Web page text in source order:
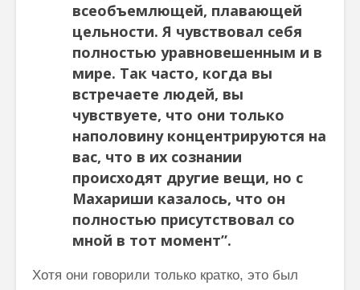
всеобъемлющей, плавающей
цельности. Я чувствовал себя
полностью уравновешенным и в
мире. Так часто, когда вы
встречаете людей, вы
чувствуете, что они только
наполовину концентрируются на
вас, что в их сознании
происходят другие вещи, но с
Махариши казалось, что он
полностью присутствовал со
мной в тот момент”.
Хотя они говорили только кратко, это был